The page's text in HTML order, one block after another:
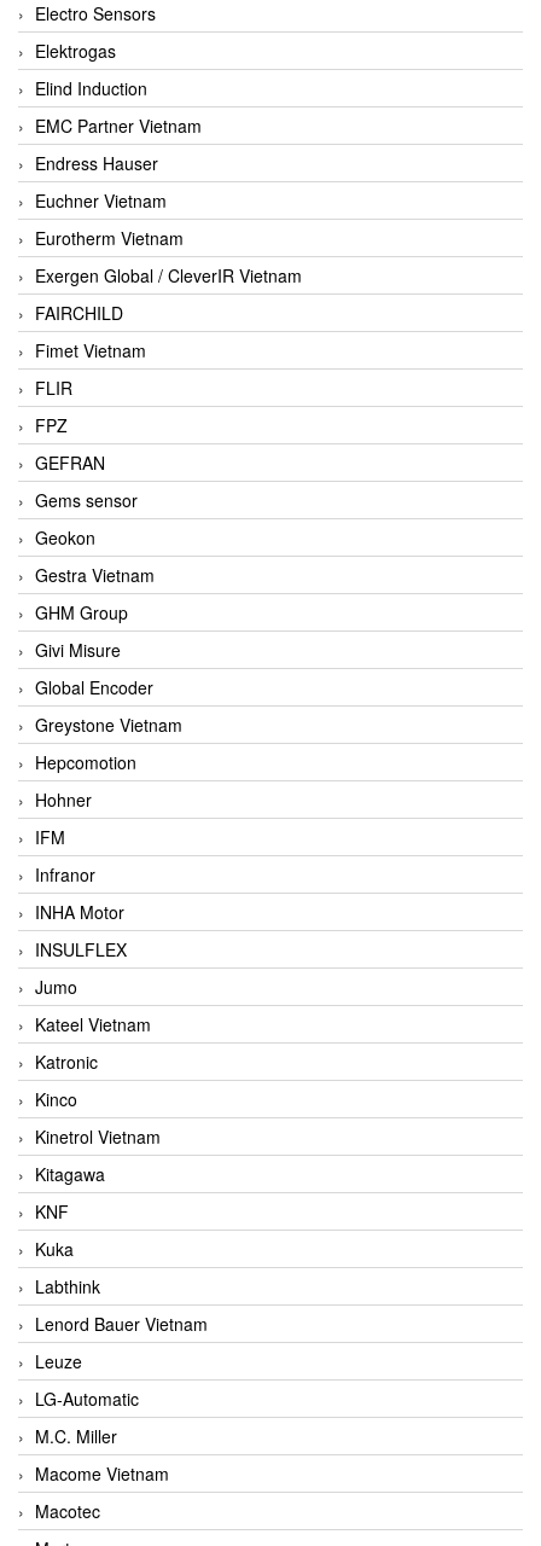
Electro Sensors
Elektrogas
Elind Induction
EMC Partner Vietnam
Endress Hauser
Euchner Vietnam
Eurotherm Vietnam
Exergen Global / CleverIR Vietnam
FAIRCHILD
Fimet Vietnam
FLIR
FPZ
GEFRAN
Gems sensor
Geokon
Gestra Vietnam
GHM Group
Givi Misure
Global Encoder
Greystone Vietnam
Hepcomotion
Hohner
IFM
Infranor
INHA Motor
INSULFLEX
Jumo
Kateel Vietnam
Katronic
Kinco
Kinetrol Vietnam
Kitagawa
KNF
Kuka
Labthink
Lenord Bauer Vietnam
Leuze
LG-Automatic
M.C. Miller
Macome Vietnam
Macotec